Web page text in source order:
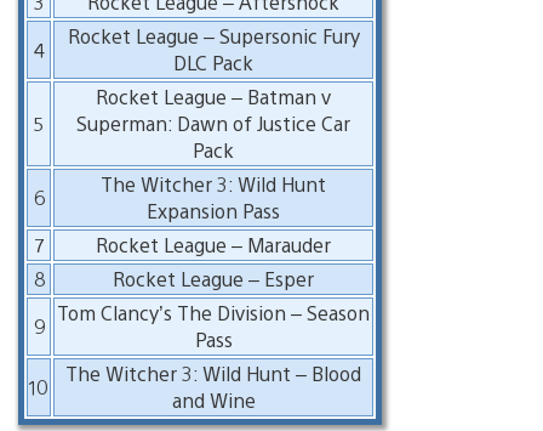
4
Rocket League – Supersonic Fury
DLC Pack
5
Rocket League – Batman v
Superman: Dawn of Justice Car
Pack
6
The Witcher 3: Wild Hunt
Expansion Pass
7
Rocket League – Marauder
8
Rocket League – Esper
9
Tom Clancy’s The Division – Season
Pass
10
The Witcher 3: Wild Hunt – Blood
and Wine